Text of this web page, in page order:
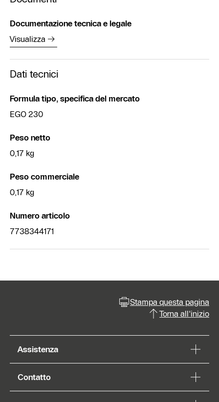
Documentazione tecnica e legale
Visualizza
Dati tecnici
Formula tipo, specifica del mercato
EGO 230
Peso netto
0,17 kg
Peso commerciale
0,17 kg
Numero articolo
7738344171
Stampa questa pagina
Torna all'inizio
Assistenza
Contatto